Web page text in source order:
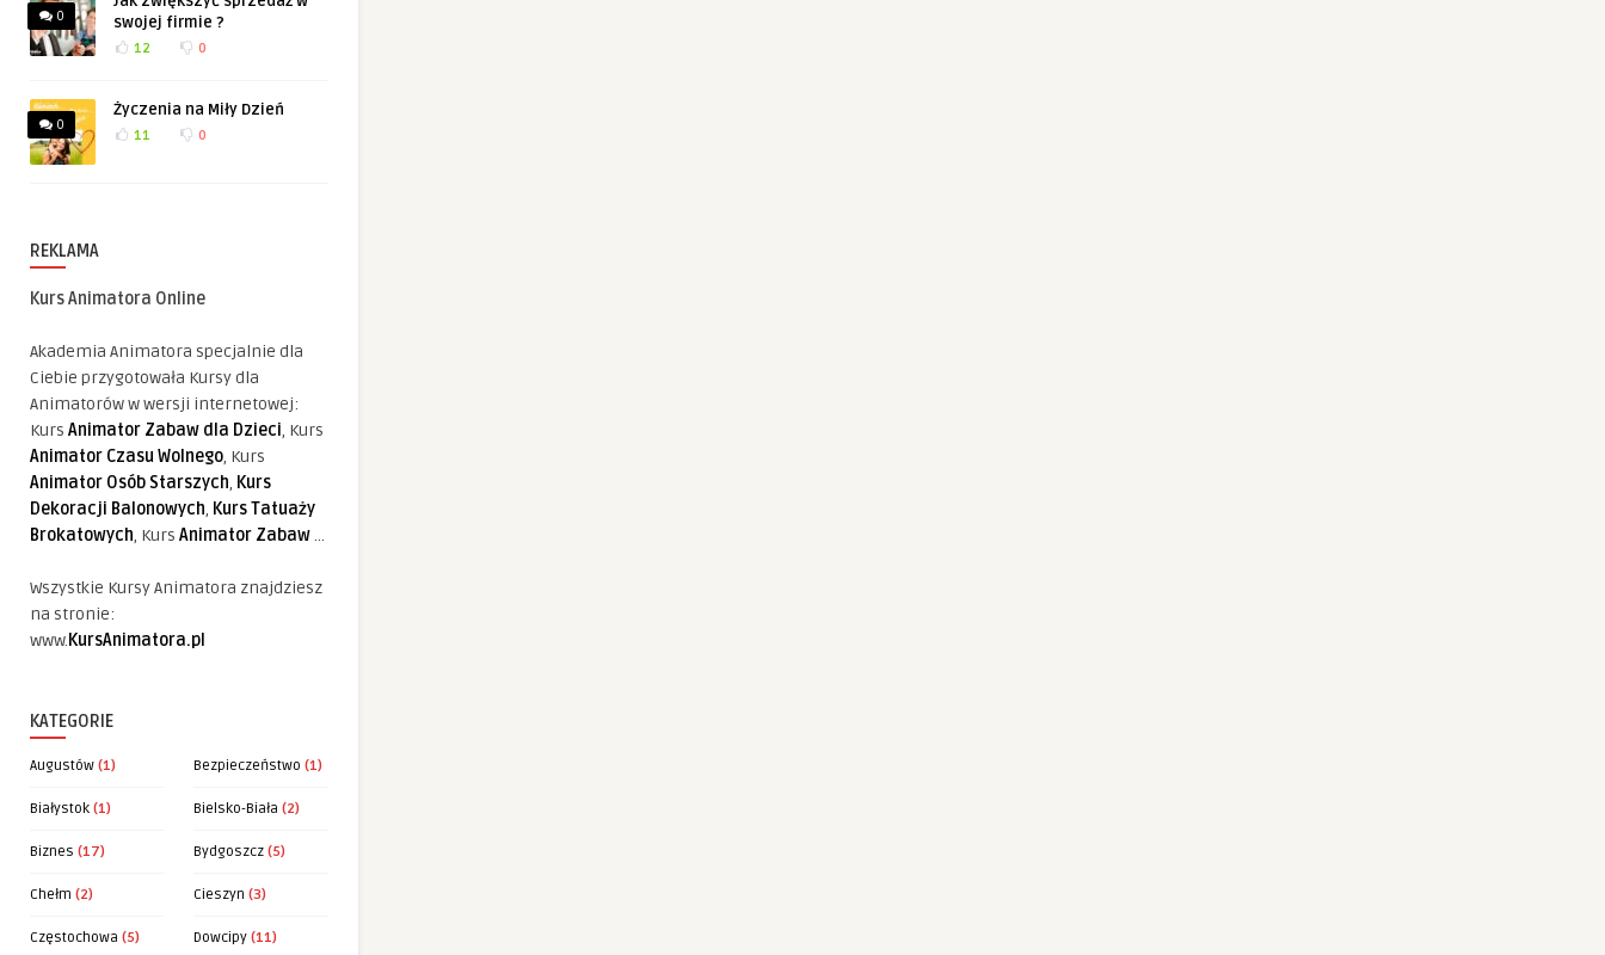
0
swojej firmie ?
12 0
0
Życzenia na Miły Dzień
11 0
REKLAMA
Kurs Animatora Online
Akademia Animatora specjalnie dla
Ciebie przygotowała Kursy dla
Animatorów w wersji internetowej:
Kurs Animator Zabaw dla Dzieci, Kurs
Animator Czasu Wolnego, Kurs
Animator Osób Starszych, Kurs
Dekoracji Balonowych, Kurs Tatuaży
Brokatowych, Kurs Animator Zabaw...
Wszystkie Kursy Animatora znajdziesz
na stronie:
www.KursAnimatora.pl
KATEGORIE
Augustów (1) Bezpieczeństwo (1)
Białystok (1) Bielsko-Biała (2)
Biznes (17) Bydgoszcz (5)
Chełm (2) Cieszyn (3)
Częstochowa (5) Dowcipy (11)